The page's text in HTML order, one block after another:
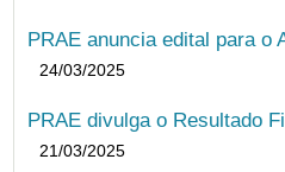
PRAE anuncia edital para o
24/03/2025
PRAE divulga o Resultado
21/03/2025